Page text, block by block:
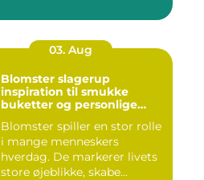
03. Aug
Blomster slagerup
inspiration til smukke
buketter og personlige
Blomster spiller en stor rolle
i mange menneskers
hverdag. De markerer livets
store øjeblikke, skabe...